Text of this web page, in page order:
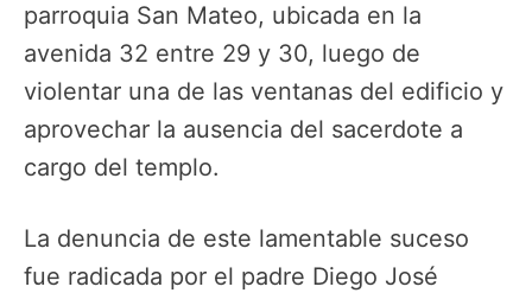
parroquia San Mateo, ubicada en la
avenida 32 entre 29 y 30, luego de
violentar una de las ventanas del edificio y
aprovechar la ausencia del sacerdote a
cargo del templo.
La denuncia de este lamentable suceso
fue radicada por el padre Diego José